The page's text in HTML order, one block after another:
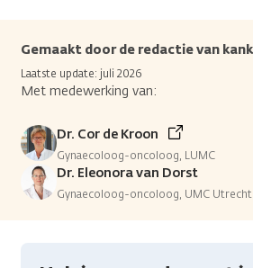
Gemaakt door de redactie van
Laatste update: juli 2026
Met medewerking van:
Dr. Cor de Kroon
Gynaecoloog-oncoloog, LUMC
Dr. Eleonora van Dorst
Gynaecoloog-oncoloog, UMC Utrecht